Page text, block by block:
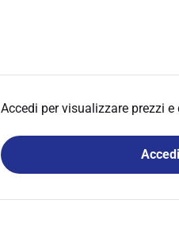
Accedi per visualizzare prezzi
Accedi